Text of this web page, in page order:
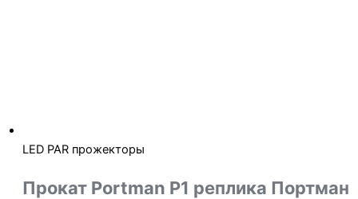
LED PAR прожекторы
Прокат Portman P1 реплика Портман